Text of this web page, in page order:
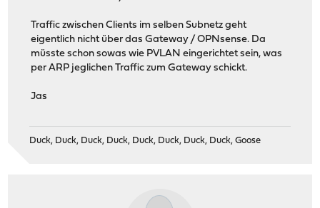
Traffic zwischen Clients im selben Subnetz geht
eigentlich nicht über das Gateway / OPNsense. Da
müsste schon sowas wie PVLAN eingerichtet sein, was
per ARP jeglichen Traffic zum Gateway schickt.
Jas
Duck, Duck, Duck, Duck, Duck, Duck, Duck, Duck, Goose